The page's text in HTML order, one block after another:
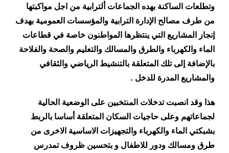
وتطلعات الساكنة بهده الجماعات ألترابية من اجل مواكبتها
من طرف مصالح الإدارة الترابية والمؤسسات العمومية بهدف
إنجاز المشاريع التي ينتظرها المواطنون خاصة في قطاعات
الماء والكهرباء والطرق والمسالك والتعليم والصحة والفلاحة
بالإضافة إلى تلك المتعلقة بالتنشيط الرياضي والثقافي
والمشاريع المدرة للدخل .
هذا وقد انصبت تدخلات المنتخبين على الوضعية الحالية
لجماعاتهم وعلى حاجيات السكان المتعلقة أساسا بالربط
بشبكتي الماء والكهرباء والتجهيزات الاساسية الاخرى من
طرق ومسالك ودور للاطفال و بتحسين ظروف تمدرس